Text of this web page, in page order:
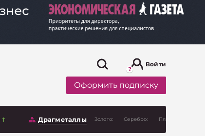
Войти
Оформить подписку
Драгметаллы Золото: Серебро: Платина: